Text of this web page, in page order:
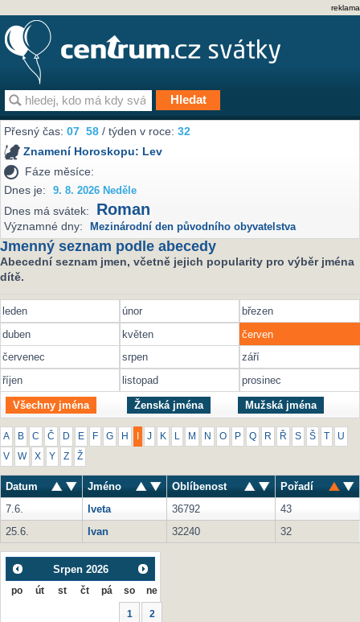
reklama
Přesný čas:07 58 / týden v roce:32
Znamení Horoskopu: Lev
Fáze měsíce:
Dnes je:
9. 8. 2026 Neděle
Dnes má svátek: Roman
Významné dny: Mezinárodní den původního obyvatelstva
Jmenný seznam podle abecedy
Abecední seznam jmen, včetně jejich popularity pro výběr jména
dítě.
leden únor
březen
duben
květen
červen
červenec
srpen
září
říjen
listopad prosinec
Všechny jména Ženská jména Mužská jména
A B C Č D E F G H J K M N O P Q R Ř S Š U
V W X Y Z Ž
Datum Jméno Oblíbenost
Pořadí
7.6.
Iveta 36792
43
25.6.
Ivan 32240 32
Srpen 2026
po út st čt pá so ne
1 2